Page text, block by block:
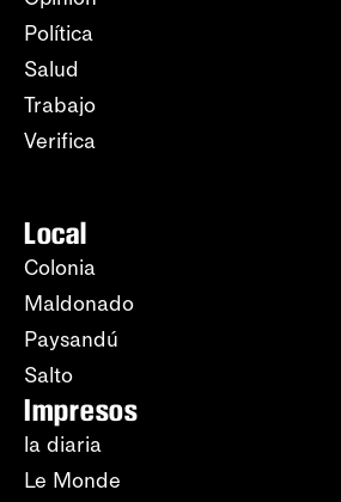
Política
Salud
Trabajo
Verifica
Local
Colonia
Maldonado
Paysandú
Salto
Impresos
la diaria
Le Monde